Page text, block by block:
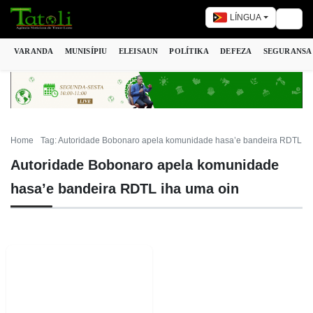
LÍNGUA
VARANDA MUNISÍPIU ELEISAUN POLÍTIKA DEFEZA SEGURANSA
Home Tag: Autoridade Bobonaro apela komunidade hasa’e bandeira RDTL
Autoridade Bobonaro apela komunidade
hasa’e bandeira RDTL iha uma oin